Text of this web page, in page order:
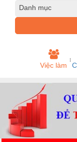
Danh mục
Việc làm